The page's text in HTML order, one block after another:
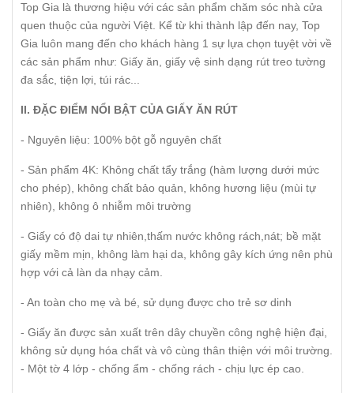
Top Gia là thương hiệu với các sản phẩm chăm sóc nhà cửa
quen thuộc của người Việt. Kể từ khi thành lập đến nay, Top
Gia luôn mang đến cho khách hàng 1 sự lựa chọn tuyệt vời về
các sản phẩm như: Giấy ăn, giấy vệ sinh dạng rút treo tường
đa sắc, tiện lợi, túi rác...
II. ĐẶC ĐIỂM NỔI BẬT CỦA GIẤY ĂN RÚT
- Nguyên liệu: 100% bột gỗ nguyên chất
- Sản phẩm 4K: Không chất tẩy trắng (hàm lượng dưới mức
cho phép), không chất bảo quản, không hương liệu (mùi tự
nhiên), không ô nhiễm môi trường
- Giấy có độ dai tự nhiên,thấm nước không rách,nát; bề mặt
giấy mềm mịn, không làm hại da, không gây kích ứng nên phù
hợp với cả làn da nhạy cảm.
- An toàn cho mẹ và bé, sử dụng được cho trẻ sơ dinh
- Giấy ăn được sản xuất trên dây chuyền công nghệ hiện đại,
không sử dụng hóa chất và vô cùng thân thiện với môi trường.
- Một tờ 4 lớp - chống ẩm - chống rách - chịu lực ép cao.